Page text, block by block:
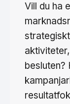
Vill du ha
besluten?